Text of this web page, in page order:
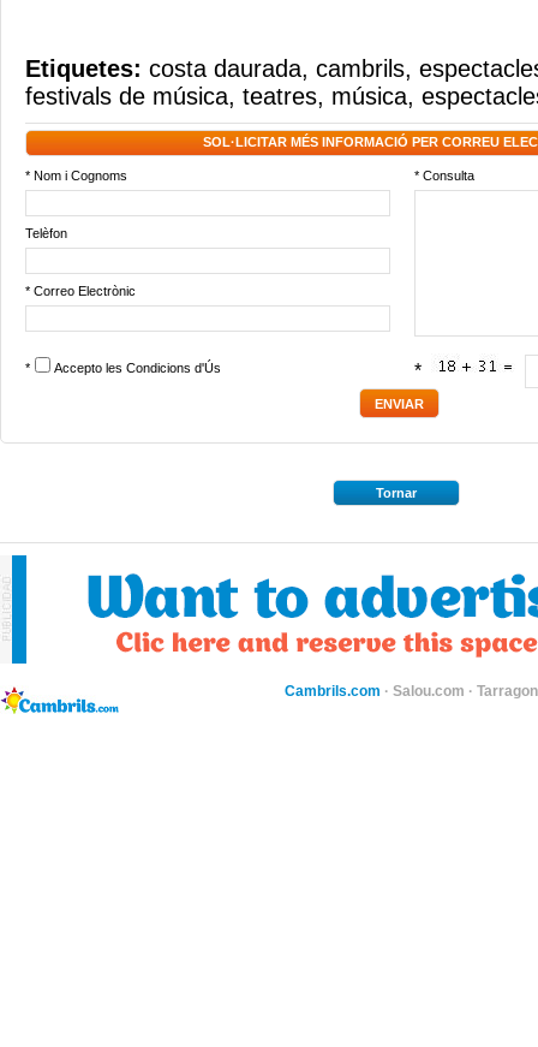
Etiquetes: costa daurada, cambrils,
festivals de música, teatres, música,
SOL·LICITAR MÉS INFORMACIÓ PER CORREU
* Nom i Cognoms * Consulta
Telèfon
* Correo Electrònic
* Accepto les Condicions d'Ús *
Tornar
Cambrils.com · Salou.com ·